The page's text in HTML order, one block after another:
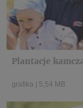
Plantacje
grafika | 5,54 MB